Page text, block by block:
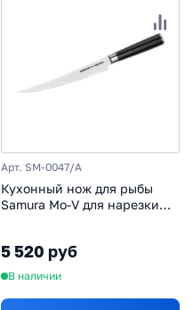
Арт. SM-0047/A
Кухонный нож для рыбы
Samura Mo-V для нарезки
5 520 руб
В наличии